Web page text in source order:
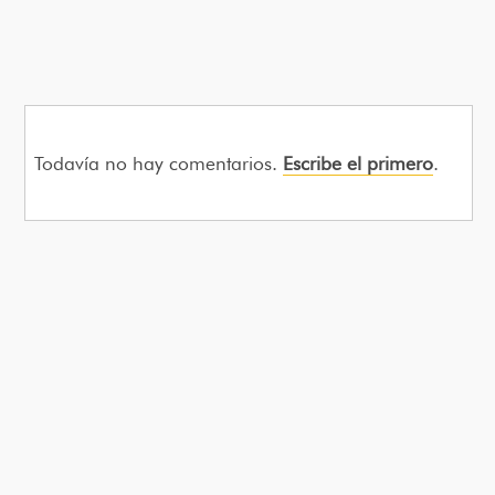
Todavía no hay comentarios. Escribe el primero.